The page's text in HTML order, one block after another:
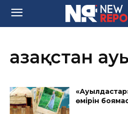
Қазақстан
өмірін